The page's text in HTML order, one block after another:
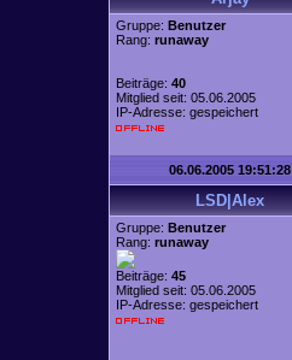
Gruppe: Benutzer
Rang: runaway
Beiträge: 40
Mitglied seit: 05.06.2005
IP-Adresse: gespeichert
06.06.2005 19:51:28
LSD|Alex
Gruppe: Benutzer
Rang: runaway
Beiträge: 45
Mitglied seit: 05.06.2005
IP-Adresse: gespeichert